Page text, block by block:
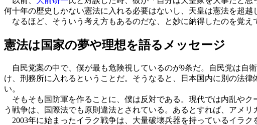
何十年の歴史しかない憲法に入れる必要はないし、天皇は憲法を超越
なるほど、そういう考え方もあるのだな、と妙に納得したのを覚え
憲法は国家の夢や理想を語るメッセージ
自民党案の中で、僕が最も危険視しているのが9条だ。自民党は自
け、刑務所に入れるということだ。そうなると、日本国内に別の法
い。
そもそも国防軍を作ることに、僕は反対である。現代では内乱や
う戦争は、国際法でも原則違法とされている。あるとすれば、アメ
2003年に始まったイラク戦争は、大量破壊兵器を持っているイラ